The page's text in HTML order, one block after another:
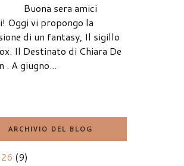
Buona sera amici
Oggi vi propongo la
di un fantasy, Il sigillo
Il Destinato di Chiara De
. A giugno...
ARCHIVIO DEL BLOG
(9)